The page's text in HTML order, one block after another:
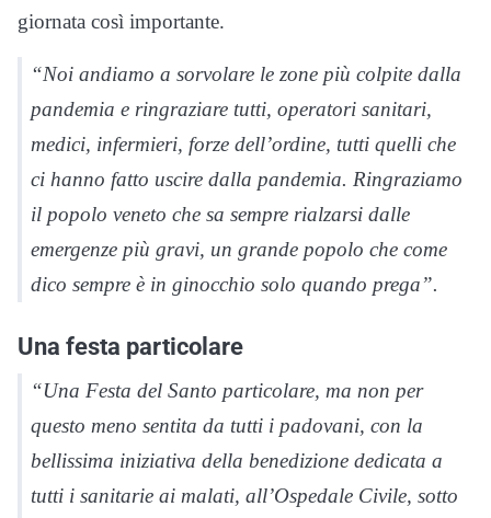
giornata così importante.
“Noi andiamo a sorvolare le zone più colpite dalla
pandemia e ringraziare tutti, operatori sanitari,
medici, infermieri, forze dell’ordine, tutti quelli che
ci hanno fatto uscire dalla pandemia. Ringraziamo
il popolo veneto che sa sempre rialzarsi dalle
emergenze più gravi, un grande popolo che come
dico sempre è in ginocchio solo quando prega”.
Una festa particolare
“Una Festa del Santo particolare, ma non per
questo meno sentita da tutti i padovani, con la
bellissima iniziativa della benedizione dedicata a
tutti i sanitarie ai malati, all’Ospedale Civile, sotto